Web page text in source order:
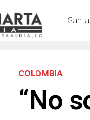
COLOMBIA
“No